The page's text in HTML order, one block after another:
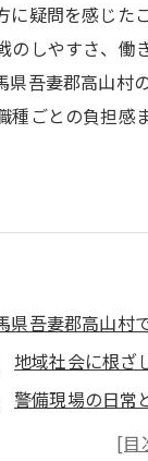
疑問を感じ
しやすさ、
吾妻郡高山
ごとの負担
県吾妻郡高山村
地域社会に根ざ
警備現場の日常
警備員が担う